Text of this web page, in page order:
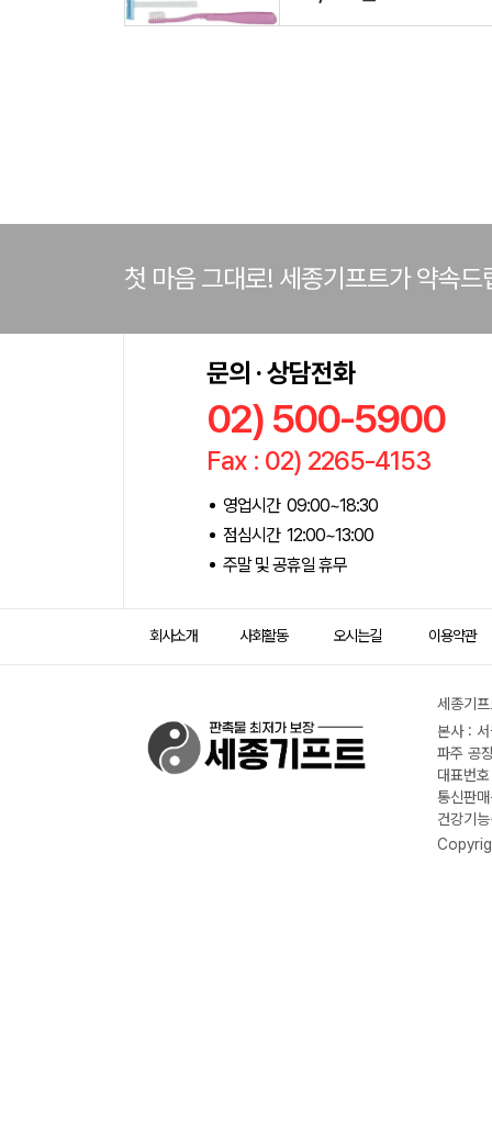
첫 마음 그대로! 세종기프트가 약속드
문의 · 상담전화
02) 500-5900
Fax : 02) 2265-4153
영업시간 09:00~18:30
점심시간 12:00~13:00
주말 및 공휴일 휴무
회사소개 사회활동 오시는길 이용약관
세종기
본사 :
파주 공
대표번
통신판
건강기